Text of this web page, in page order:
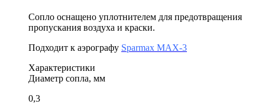
Сопло оснащено уплотнителем для предотвращения
пропускания воздуха и краски.
Подходит к аэрографу Sparmax MAX-3
Характеристики
Диаметр сопла, мм
0,3